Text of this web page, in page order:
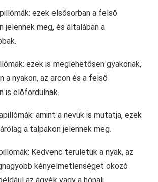
ezek elsősorban a felső
jelennek meg, és általában a
ezek is meglehetősen gyakoriak,
a nyakon, az arcon és a felső
is előfordulnak.
amint a nevük is mutatja, ezek
a talpakon jelennek meg.
Kedvenc területük a nyak, az
kényelmetlenséget okozó